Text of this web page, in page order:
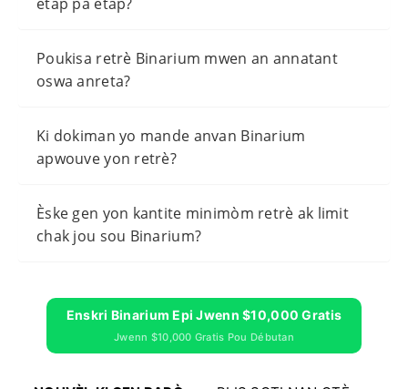
Kouman pou mwen mande yon retrè Binarium
Ki dokiman yo mande anvan Binarium
Èske gen yon kantite minimòm retrè ak limit
Enskri Binarium Epi Jwenn $10,000 Gratis